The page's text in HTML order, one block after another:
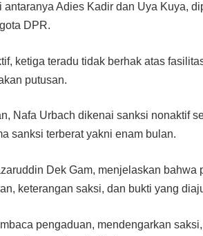
Adies Kadir dan Uya Kuya,
DPR.
ketiga teradu tidak berhak atas
putusan.
Nafa Urbach dikenai sanksi nonaktif
sanksi terberat yakni enam bulan.
Dek Gam, menjelaskan
keterangan saksi, dan bukti yang
pengaduan, mendengarkan